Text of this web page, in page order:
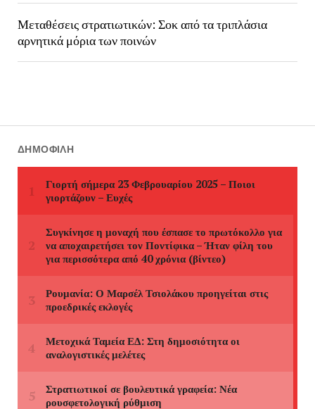
Μεταθέσεις στρατιωτικών: Σοκ από τα τριπλάσια
αρνητικά μόρια των ποινών
ΔΗΜΟΦΙΛΉ